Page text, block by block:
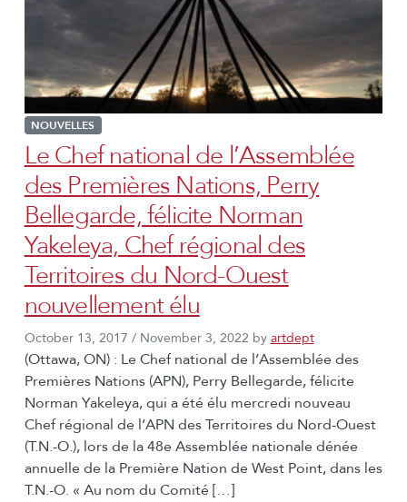
NOUVELLES
Le Chef national de l’Assemblée
des Premières Nations, Perry
Bellegarde, félicite Norman
Yakeleya, Chef régional des
Territoires du Nord-Ouest
nouvellement élu
October 13, 2017 / November 3, 2022 by artdept
(Ottawa, ON) : Le Chef national de l’Assemblée des
Premières Nations (APN), Perry Bellegarde, félicite
Norman Yakeleya, qui a été élu mercredi nouveau
Chef régional de l’APN des Territoires du Nord-Ouest
(T.N.-O.), lors de la 48e Assemblée nationale dénée
annuelle de la Première Nation de West Point, dans les
T.N.-O. « Au nom du Comité […]